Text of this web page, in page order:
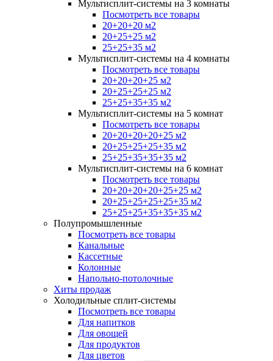
Мультисплит-системы на 3 комнаты
Посмотреть все товары
20+20+20 м2
20+25+25 м2
25+25+35 м2
Мультисплит-системы на 4 комнаты
Посмотреть все товары
20+20+20+25 м2
20+25+25+25 м2
25+25+35+35 м2
Мультисплит-системы на 5 комнат
Посмотреть все товары
20+20+20+20+25 м2
20+25+25+25+35 м2
25+25+35+35+35 м2
Мультисплит-системы на 6 комнат
Посмотреть все товары
20+20+20+20+25+25 м2
20+25+25+25+25+35 м2
25+25+25+35+35+35 м2
Полупромышленные
Посмотреть все товары
Канальные
Кассетные
Колонные
Напольно-потолочные
Хиты продаж
Холодильные сплит-системы
Посмотреть все товары
Для напитков
Для овощей
Для продуктов
Для цветов